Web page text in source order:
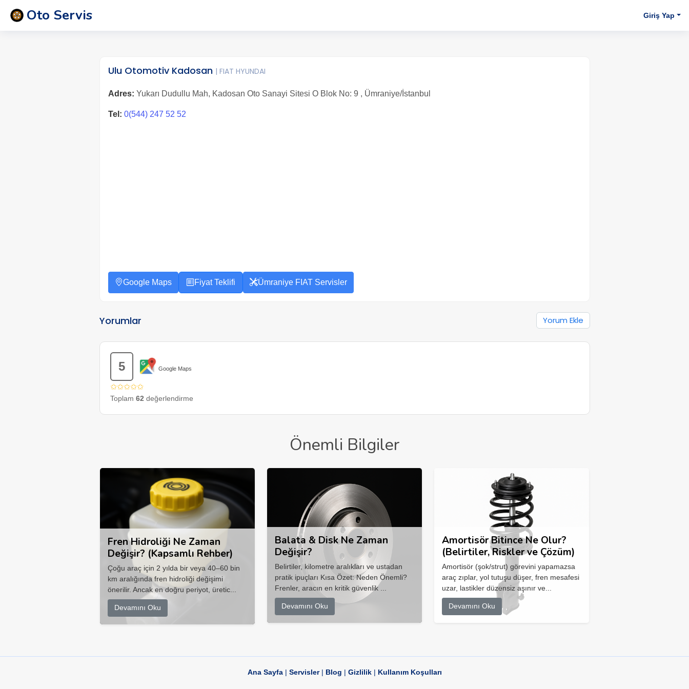
Oto Servis Giriş Yap
Ulu Otomotiv Kadosan | FIAT HYUNDAI
Adres: Yukarı Dudullu Mah, Kadosan Oto Sanayi Sitesi O Blok No: 9 , Ümraniye/İstanbul
Tel: 0(544) 247 52 52
Google Maps Fiyat Teklifi Ümraniye FIAT Servisler
Yorumlar Yorum Ekle
5 Google Maps
✩✩✩✩✩
Toplam 62 değerlendirme
Önemli Bilgiler
Fren Hidroliği Ne Zaman
Değişir? (Kapsamlı Rehber)
Çoğu araç için 2 yılda bir veya 40–60 bin
km aralığında fren hidroliği değişimi
önerilir. Ancak en doğru periyot, üretic...
Devamını Oku
Balata & Disk Ne Zaman
Değişir?
Belirtiler, kilometre aralıkları ve ustadan
pratik ipuçları Kısa Özet: Neden Önemli?
Frenler, aracın en kritik güvenlik ...
Devamını Oku
Amortisör Bitince Ne Olur?
(Belirtiler, Riskler ve Çözüm)
Amortisör (şok/strut) görevini yapamazsa
araç zıplar, yol tutuşu düşer, fren mesafesi
uzar, lastikler düzensiz aşınır ve...
Devamını Oku
Ana Sayfa| Servisler| Blog | Gizlilik| Kullanım Koşulları